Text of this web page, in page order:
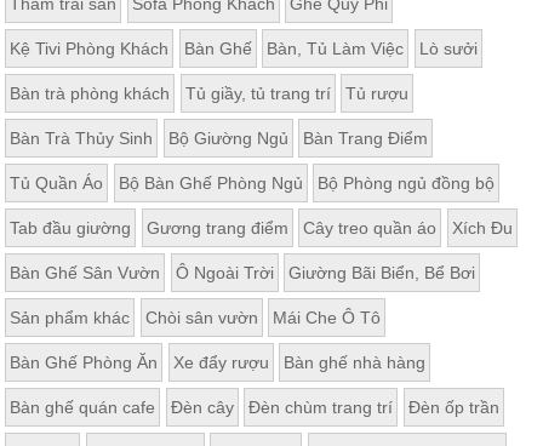
Thảm trải sàn Sofa Phòng Khách Ghế Quý Phi
Kệ Tivi Phòng Khách Bàn Ghế Bàn, Tủ Làm Việc Lò sưởi
Bàn trà phòng khách Tủ giầy, tủ trang trí Tủ rượu
Bàn Trà Thủy Sinh Bộ Giường Ngủ Bàn Trang Điểm
Tủ Quần Áo Bộ Bàn Ghế Phòng Ngủ Bộ Phòng ngủ đồng bộ
Tab đầu giường Gương trang điểm Cây treo quần áo Xích Đu
Bàn Ghế Sân Vườn Ô Ngoài Trời Giường Bãi Biển, Bể Bơi
Sản phẩm khác Chòi sân vườn Mái Che Ô Tô
Bàn Ghế Phòng Ăn Xe đẩy rượu Bàn ghế nhà hàng
Bàn ghế quán cafe Đèn cây Đèn chùm trang trí Đèn ốp trần